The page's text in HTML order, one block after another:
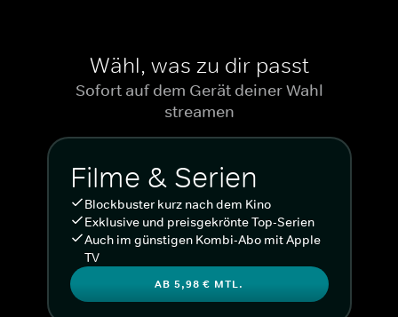
Wähl, was zu dir passt
Sofort auf dem Gerät deiner Wahl
streamen
Filme & Serien
Blockbuster kurz nach dem Kino
Exklusive und preisgekrönte Top-Serien
Auch im günstigen Kombi-Abo mit Apple
TV
AB 5,98 € MTL.